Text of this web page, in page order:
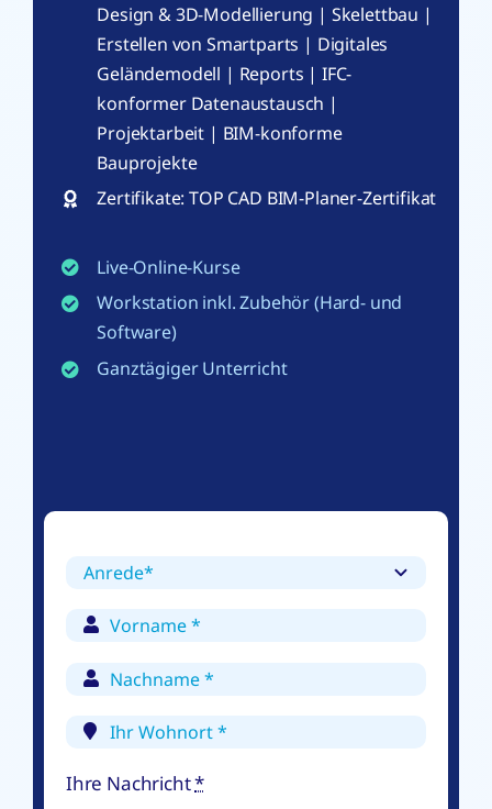
Design & 3D-Modellierung | Skelettbau |
Erstellen von Smartparts | Digitales
Geländemodell | Reports | IFC-
konformer Datenaustausch |
Projektarbeit | BIM-konforme
Bauprojekte
Zertifikate: TOP CAD BIM-Planer-Zertifikat
Live-Online-Kurse
Workstation inkl. Zubehör (Hard- und
Software)
Ganztägiger Unterricht
Ihre Nachricht*